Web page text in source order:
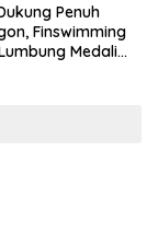
Penuh
Finswimming
Medali